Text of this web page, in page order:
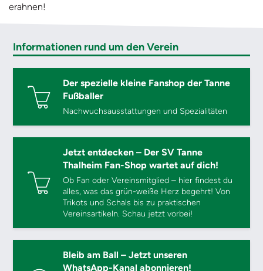
erahnen!
Informationen rund um den Verein
Der spezielle kleine Fanshop der Tanne
Fußballer
Nachwuchsausstattungen und Spezialitäten
Jetzt entdecken – Der SV Tanne
Thalheim Fan-Shop wartet auf dich!
Ob Fan oder Vereinsmitglied – hier findest du
alles, was das grün-weiße Herz begehrt! Von
Trikots und Schals bis zu praktischen
Vereinsartikeln. Schau jetzt vorbei!
Bleib am Ball – Jetzt unseren
WhatsApp-Kanal abonnieren!